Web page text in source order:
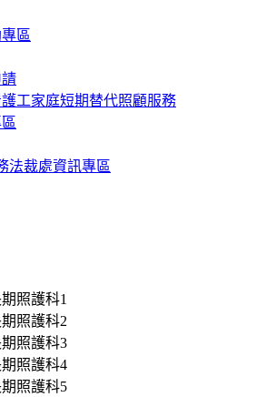
區
工家庭短期替代照顧服務
法裁處資訊專區